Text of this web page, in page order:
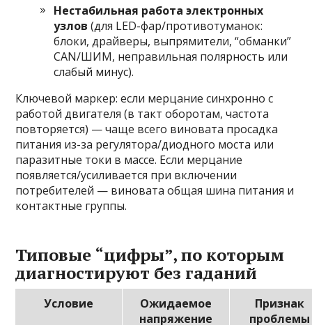
Нестабильная работа электронных
узлов (для LED-фар/противотуманок:
блоки, драйверы, выпрямители, “обманки”
CAN/ШИМ, неправильная полярность или
слабый минус).
Ключевой маркер: если мерцание синхронно с
работой двигателя (в такт оборотам, частота
повторяется) — чаще всего виновата просадка
питания из-за регулятора/диодного моста или
паразитные токи в массе. Если мерцание
появляется/усиливается при включении
потребителей — виновата общая шина питания и
контактные группы.
Типовые “цифры”, по которым
диагностируют без гаданий
Условие
Ожидаемое
напряжение
Признак
проблемы